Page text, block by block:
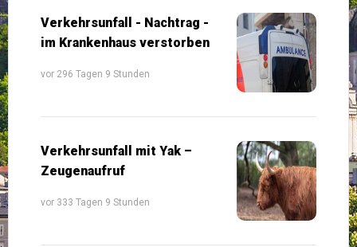
Verkehrsunfall - Nachtrag -
im Krankenhaus verstorben
vor 296 Tagen 9 Stunden
Verkehrsunfall mit Yak –
Zeugenaufruf
vor 333 Tagen 9 Stunden